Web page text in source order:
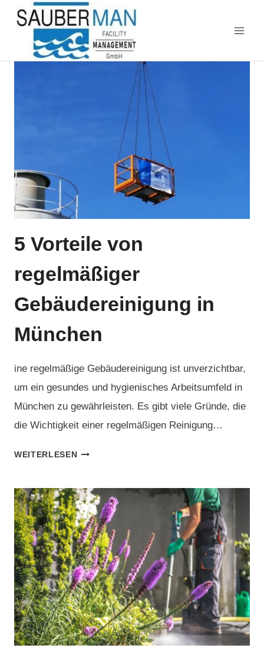
Zum
Inhalt
springen
5 Vorteile von
regelmäßiger
Gebäudereinigung in
München
ine regelmäßige Gebäudereinigung ist unverzichtbar,
um ein gesundes und hygienisches Arbeitsumfeld in
München zu gewährleisten. Es gibt viele Gründe, die
die Wichtigkeit einer regelmäßigen Reinigung…
WEITERLESEN5
VON
REGELMÄSSIGER G
EBÄUDEREINIGUNG I
N M
ÜNCHEN